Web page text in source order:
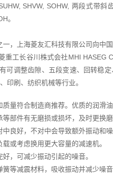
SHVW, SOHW, 两段式带斜
。
，上海菱友汇科技有限公司向中
工长谷川株式会社MHI HASEG
可调整齿隙、五段变速、回转稳
印刷、纺织机械等行业。
量符合制造商推荐。优质的润滑
部件有无磨损或损坏，及时更换磨
良好，不对中会导致额外振动和噪
或考虑换用更大容量的减速机。
，可减少振动引起的噪音。
等减震材料，吸收振动并减少噪音